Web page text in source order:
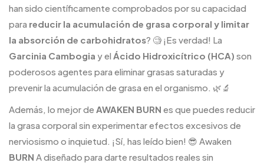
han sido científicamente comprobados por su capacidad
para reducir la acumulación de grasa corporal y limitar
la absorción de carbohidratos? 🧐 ¡Es verdad! La
Garcinia Cambogia y el Ácido Hidroxicítrico (HCA) son
poderosos agentes para eliminar grasas saturadas y
prevenir la acumulación de grasa en el organismo. 🌿🔬
Además, lo mejor de AWAKEN BURN es que puedes reducir
la grasa corporal sin experimentar efectos excesivos de
nerviosismo o inquietud. ¡Sí, has leído bien! 😎 Awaken
BURN A diseñado para darte resultados reales sin